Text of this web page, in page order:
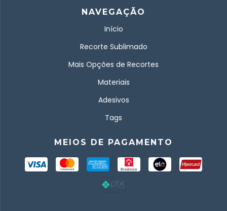
NAVEGAÇÃO
Início
Recorte Sublimado
Mais Opções de Recortes
Materiais
Adesivos
Tags
MEIOS DE PAGAMENTO